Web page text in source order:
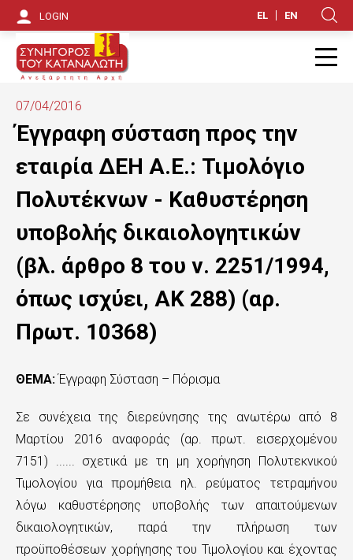
LOGIN EL EN
07/04/2016
Έγγραφη σύσταση προς την
εταιρία ΔΕΗ Α.Ε.: Τιμολόγιο
Πολυτέκνων - Καθυστέρηση
υποβολής δικαιολογητικών
(βλ. άρθρο 8 του ν. 2251/1994,
όπως ισχύει, ΑΚ 288) (αρ.
Πρωτ. 10368)
ΘΕΜΑ:Έγγραφη Σύσταση – Πόρισμα
Σε συνέχεια της διερεύνησης της ανωτέρω από 8
Μαρτίου 2016 αναφοράς (αρ. πρωτ. εισερχομένου
7151) ...... σχετικά με τη μη χορήγηση Πολυτεκνικού
Τιμολογίου για προμήθεια ηλ. ρεύματος τετραμήνου
λόγω καθυστέρησης υποβολής των απαιτούμενων
δικαιολογητικών, παρά την πλήρωση των
προϋποθέσεων χορήγησης του Τιμολογίου και έχοντας